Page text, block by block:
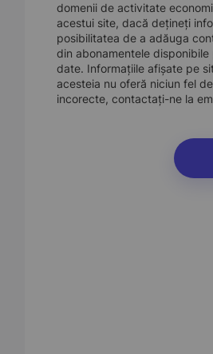
domenii de activitate
acestui site, dacă dețineți
posibilitatea de a adăuga
din abonamentele
date. Informațiile afișate pe
acesteia nu oferă niciun fel
incorecte, contactați-ne la